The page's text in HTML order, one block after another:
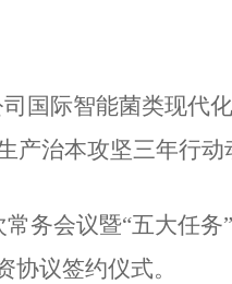
国际智能菌类现代
产治本攻坚三年行
务会议暨“五大任务
议签约仪式。